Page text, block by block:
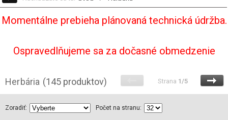
Momentálne prebieha plánovaná technická údržba.
Ospravedlňujeme sa za dočasné obmedzenie
Herbária (145 produktov) Strana 1/5
Zoradiť: Počet na stranu: